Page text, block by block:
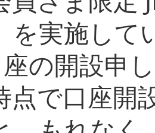
を実施して
の開設申
点で口座開